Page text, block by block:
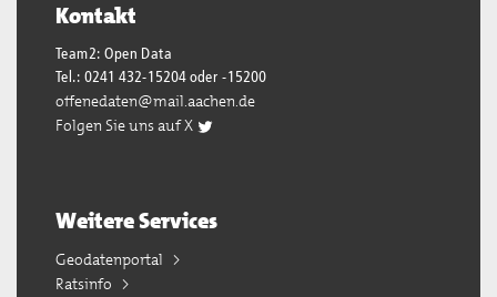
Kontakt
Team2: Open Data
Tel.: 0241 432-15204 oder -15200
offenedaten@mail.aachen.de
Folgen Sie uns auf X
Weitere Services
Geodatenportal
Ratsinfo